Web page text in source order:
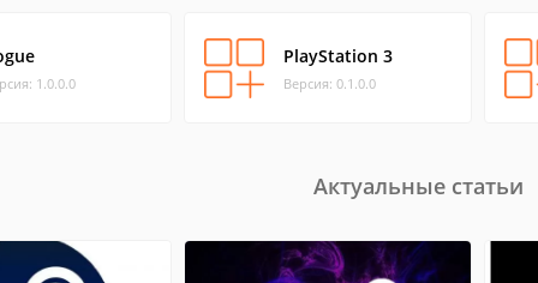
1.0.0.0
PlayStation 3
Версия: 0.1.0.0
Актуальные статьи